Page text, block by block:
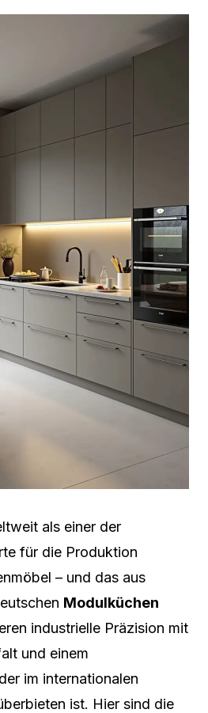
als einer der
für die Produktion
– und das aus
Modulküchen
industrielle Präzision mit
und einem
im internationalen
ist. Hier sind die